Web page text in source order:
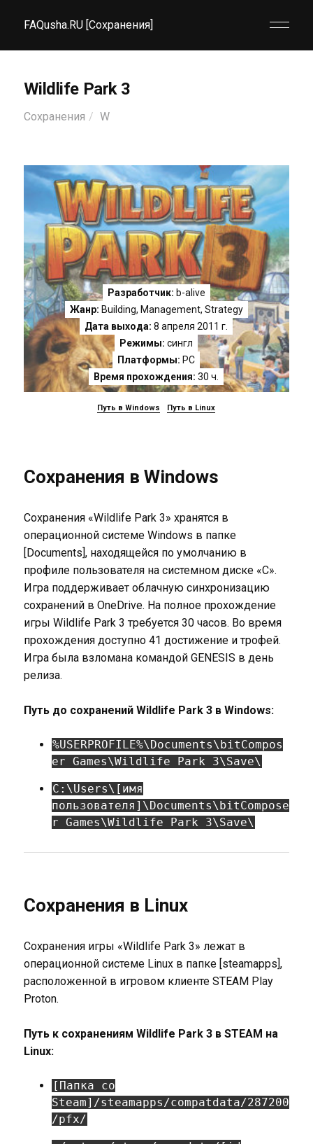
FAQusha.RU [Сохранения]
Wildlife Park 3
Сохранения W
Разработчик: b-alive
Жанр: Building, Management, Strategy
Дата выхода: 8 апреля 2011 г.
Режимы: сингл
Платформы: PC
Время прохождения: 30 ч.
Путь в Windows Путь в Linux
Сохранения в Windows
Сохранения «Wildlife Park 3» хранятся в
операционной системе Windows в папке
[Documents], находящейся по умолчанию в
профиле пользователя на системном диске «C».
Игра поддерживает облачную синхронизацию
сохранений в OneDrive. На полное прохождение
игры Wildlife Park 3 требуется 30 часов. Во время
прохождения доступно 41 достижение и трофей.
Игра была взломана командой GENESIS в день
релиза.
Путь до сохранений Wildlife Park 3 в Windows:
%USERPROFILE%\Documents\bitCompos
er Games\Wildlife Park 3\Save\
C:\Users\[имя
пользователя]\Documents\bitCompose
r Games\Wildlife Park 3\Save\
Сохранения в Linux
Сохранения игры «Wildlife Park 3» лежат в
операционной системе Linux в папке [steamapps],
расположенной в игровом клиенте STEAM Play
Proton.
Путь к сохранениям Wildlife Park 3 в STEAM на
Linux:
[Папка со
Steam]/steamapps/compatdata/287200
/pfx/